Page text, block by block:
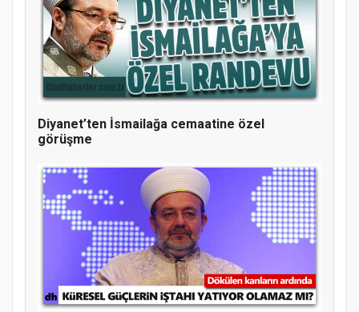
MÜFTÜ ABULSELAM ÖZDERE’YE ZİYARET
Diyanet’ten İsmailağa cemaatine özel
görüşme